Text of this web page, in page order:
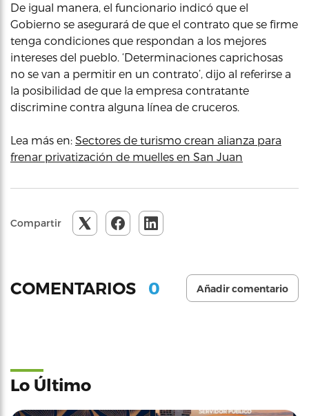
De igual manera, el funcionario indicó que el
Gobierno se asegurará de que el contrato que se firme
tenga condiciones que respondan a los mejores
intereses del pueblo. ‘Determinaciones caprichosas
no se van a permitir en un contrato’, dijo al referirse a
la posibilidad de que la empresa contratante
discrimine contra alguna línea de cruceros.
Lea más en: Sectores de turismo crean alianza para
frenar privatización de muelles en San Juan
Compartir
COMENTARIOS 0 Añadir comentario
Lo Último